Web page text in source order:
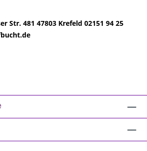
Str. 481 47803 Krefeld 02151 94 25